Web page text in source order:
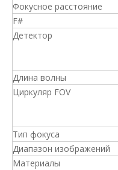
Фокусное расстояние
F#
Детектор
Длина волны
Циркуляр FOV
Тип фокуса
Диапазон изображений
Материалы